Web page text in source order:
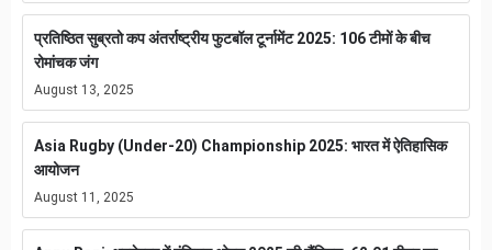
प्रतिष्ठित सुब्रतो कप अंतर्राष्ट्रीय फुटबॉल टूर्नामेंट 2025: 106 टीमों के बीच
रोमांचक जंग
August 13, 2025
Asia Rugby (Under-20) Championship 2025: भारत में ऐतिहासिक
आयोजन
August 11, 2025